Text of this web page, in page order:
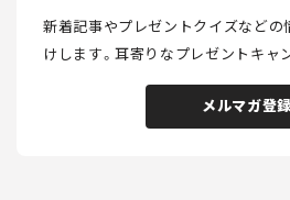
新着記事やプレゼントクイズなどの
けします。耳寄りなプレゼントキャ
メルマガ登録